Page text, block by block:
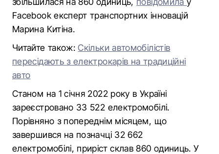
Facebook експерт транспортних інновацій
Марина Китіна.
Читайте також:Скільки автомобілістів
пересідають з електрокарів на традиційні
авто
Станом на 1 січня 2022 року в Україні
зареєстровано 33 522 електромобілі.
Порівняно з попереднім місяцем, що
завершився на позначці 32 662
електромобілі, приріст склав 860 одиниць. У